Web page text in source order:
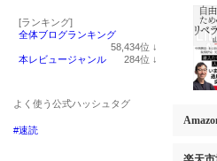
[ランキング]
全体ブログランキング
58,434位 ↓
本レビュージャンル 284位 ↓
よく使う公式ハッシュタグ
#速読